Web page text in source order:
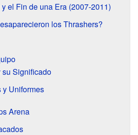
el Fin de una Era (2007-2011)
los Thrashers?
su Significado
y Uniformes
Arena